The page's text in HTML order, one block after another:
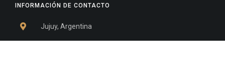
INFORMACIÓN DE CONTACTO
Jujuy, Argentina